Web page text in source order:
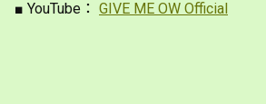
■ YouTube： GIVE ME OW Official